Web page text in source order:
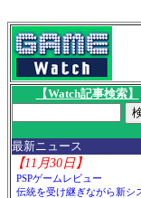
【Watch記事検索】
最新ニュース
【11月30日】
PSPゲームレビュー
伝統を受け継ぎながら新シ